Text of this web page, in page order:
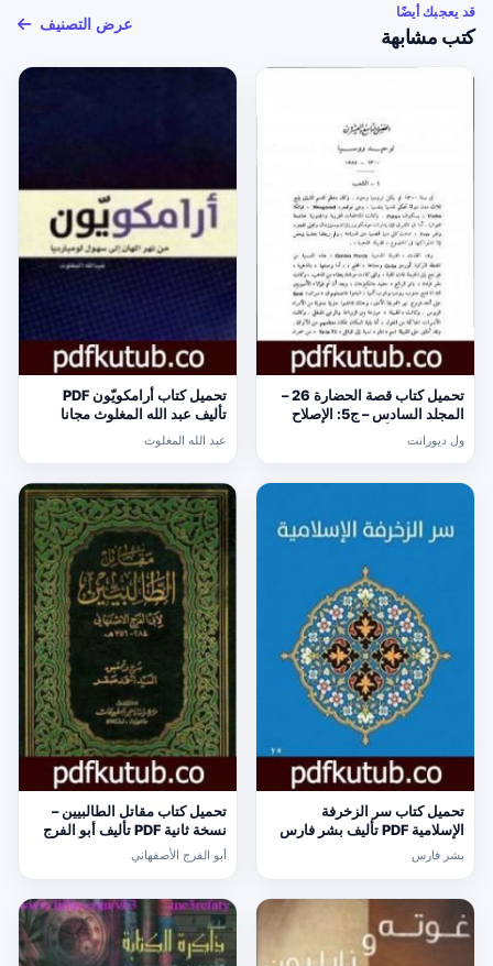
قد يعجبك أيضًا
كتب مشابهة
عرض التصنيف
تحميل كتاب قصة الحضارة 26 –
المجلد السادس – ج5: الإصلاح
مجانا [كامل]
ول ديورانت
تحميل كتاب أرامكويّون PDF
تأليف عبد الله المغلوث مجانا
[كامل]
عبد الله المغلوث
تحميل كتاب سر الزخرفة
الإسلامية PDF تأليف بشر فارس
مجانا [كامل]
بشر فارس
تحميل كتاب مقاتل الطالبيين –
نسخة ثانية PDF تأليف أبو الفرج
الأصفهاني مجانا [كامل]
أبو الفرج الأصفهاني